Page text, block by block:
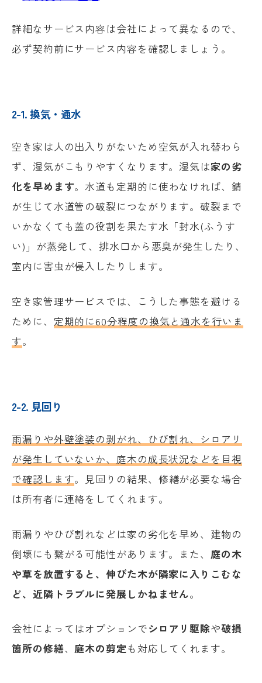
詳細なサービス内容は会社によって異なるので、
必ず契約前にサービス内容を確認しましょう。
2-1. 換気・通水
空き家は人の出入りがないため空気が入れ替わら
ず、湿気がこもりやすくなります。湿気は家の劣
化を早めます。水道も定期的に使わなければ、錆
が生じて水道管の破裂につながります。破裂まで
いかなくても蓋の役割を果たす水「封水(ふうす
い)」が蒸発して、排水口から悪臭が発生したり、
室内に害虫が侵入したりします。
空き家管理サービスでは、こうした事態を避ける
ために、 定期的に60分程度の換気と通水を行いま
す。
2-2. 見回り
雨漏りや外壁塗装の剥がれ、ひび割れ、シロアリ
が発生していないか、庭木の成長状況などを目視
で確認します。見回りの結果、修繕が必要な場合
は所有者に連絡をしてくれます。
雨漏りやひび割れなどは家の劣化を早め、建物の
倒壊にも繋がる可能性があります。また、 庭の木
や草を放置すると、伸びた木が隣家に入りこむな
ど、近隣トラブルに発展しかねません。
会社によってはオプションでシロアリ駆除や破損
箇所の修繕、庭木の剪定も対応してくれます。